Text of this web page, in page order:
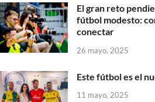
El gran reto
fútbol modesto:
conectar
26 mayo, 2025
Este fútbol es el
11 mayo, 2025